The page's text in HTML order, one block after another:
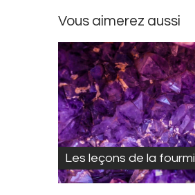
Vous aimerez aussi
Les leçons de la fourmi